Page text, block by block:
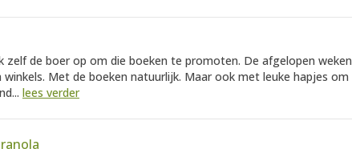
de boer op om die boeken te promoten. De afgelopen weken
Met de boeken natuurlijk. Maar ook met leuke hapjes om
lees verder